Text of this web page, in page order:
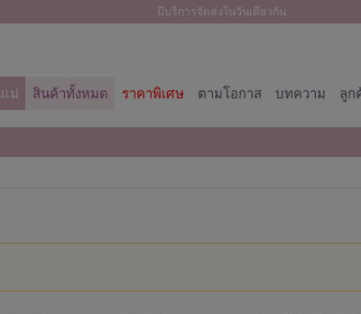
มีบริการจัดส่งในวันเดียวกัน
ม่ สินค้าทั้งหมด ราคาพิเศษ ตามโอกาส บทความ ลูก